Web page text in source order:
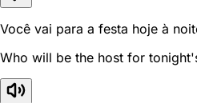
Você vai para a festa hoje à
Who will be the host for